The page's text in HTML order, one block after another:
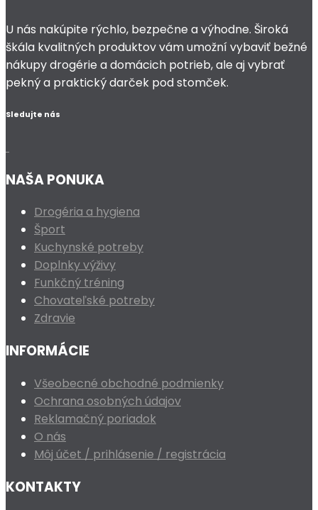
U nás nakúpite rýchlo, bezpečne a výhodne. Široká
škála kvalitných produktov vám umožní vybaviť bežné
nákupy drogérie a domácich potrieb, ale aj vybrať
pekný a praktický darček pod stomček.
Sledujte nás
NAŠA PONUKA
Drogéria a hygiena
Šport
Kuchynské potreby
Doplnky výživy
Funkčný tréning
Chovateľské potreby
Zdravie
INFORMÁCIE
Všeobecné obchodné podmienky
Ochrana osobných údajov
Reklamačný poriadok
O nás
Môj účet / prihlásenie / registrácia
KONTAKTY